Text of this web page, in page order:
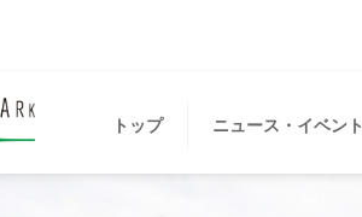
トップ ニュース・イベント